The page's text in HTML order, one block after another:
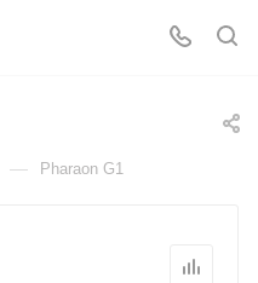
— Pharaon G1